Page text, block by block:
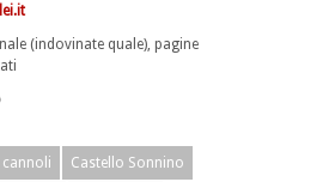
(indovinate quale), pagine
cannoli Castello Sonnino